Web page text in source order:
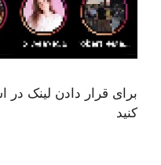
برای قرار دادن لینک در
کنید